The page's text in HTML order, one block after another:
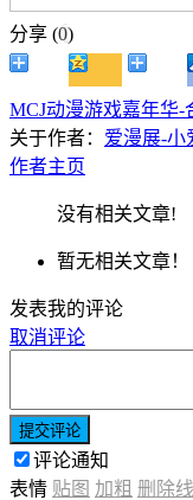
分享 (0)
MCJ动漫游戏嘉年华-
关于作者： 爱漫展-小
作者主页
没有相关文章!
暂无相关文章！
发表我的评论
取消评论
提交评论
评论通知
表情 贴图 加粗 删除线